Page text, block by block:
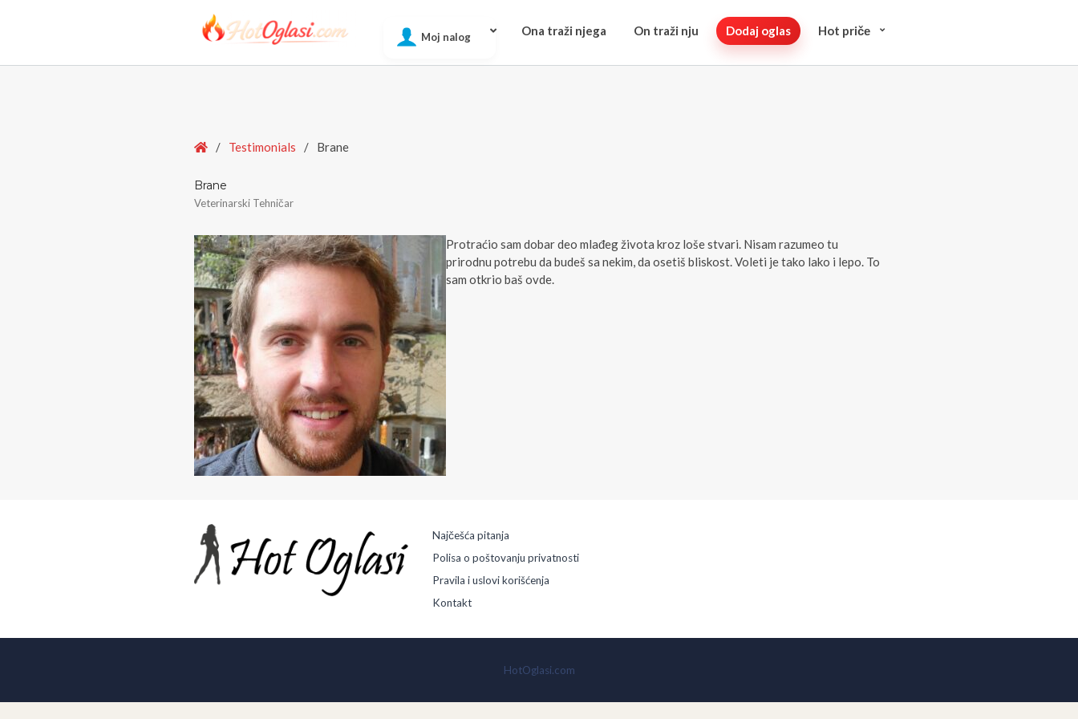
Moj nalog Ona traži njega On traži nju Dodaj oglas Hot pričе
Home
/ Testimonials / Brane
Brane
Veterinarski Tehničar
Protraćio sam dobar deo mlađeg života kroz loše stvari. Nisam razumeo tu
prirodnu potrebu da budeš sa nekim, da osetiš bliskost. Voleti je tako lako i lepo. To
sam otkrio baš ovde.
Najčešća pitanja
Polisa o poštovanju privatnosti
Pravila i uslovi korišćenja
Kontakt
HotOglasi.com